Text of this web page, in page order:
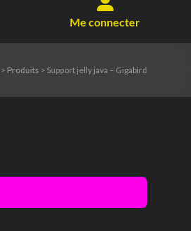
Me connecter
> Produits > Support jelly java – Gigabird